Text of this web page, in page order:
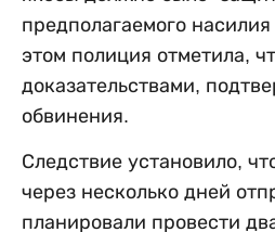
предполагаемого
этом полиция отметила,
доказательствами,
обвинения.
Следствие установило,
через несколько дней
планировали провести